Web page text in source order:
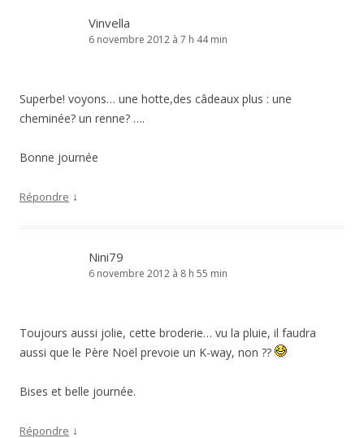
Vinvella
6 novembre 2012 à 7 h 44 min
Superbe! voyons… une hotte,des câdeaux plus : une
cheminée? un renne? ….
Bonne journée
Répondre ↓
Nini79
6 novembre 2012 à 8 h 55 min
Toujours aussi jolie, cette broderie… vu la pluie, il faudra
aussi que le Père Noël prevoie un K-way, non ??
Bises et belle journée.
Répondre ↓